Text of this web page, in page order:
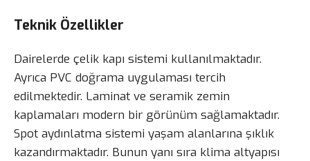
Teknik Özellikler
Dairelerde çelik kapı sistemi kullanılmaktadır.
Ayrıca PVC doğrama uygulaması tercih
edilmektedir. Laminat ve seramik zemin
kaplamaları modern bir görünüm sağlamaktadır.
Spot aydınlatma sistemi yaşam alanlarına şıklık
kazandırmaktadır. Bunun yanı sıra klima altyapısı